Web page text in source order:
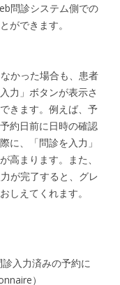
問診システム側での
ができます。
かった場合も、患者
力」ボタンが表示さ
きます。例えば、予
約日前に日時の確認
に、「問診を入力」
高まります。また、
が完了すると、グレ
しえてくれます。
入力済みの予約に
）